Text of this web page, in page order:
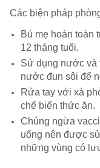
Các biện pháp
Bú mẹ hoàn toàn
12 tháng tuổi.
Sử dụng nước và
nước đun sôi để
Rửa tay với xà
chế biến thức ăn.
Chủng ngừa
uống nên được
những vùng có